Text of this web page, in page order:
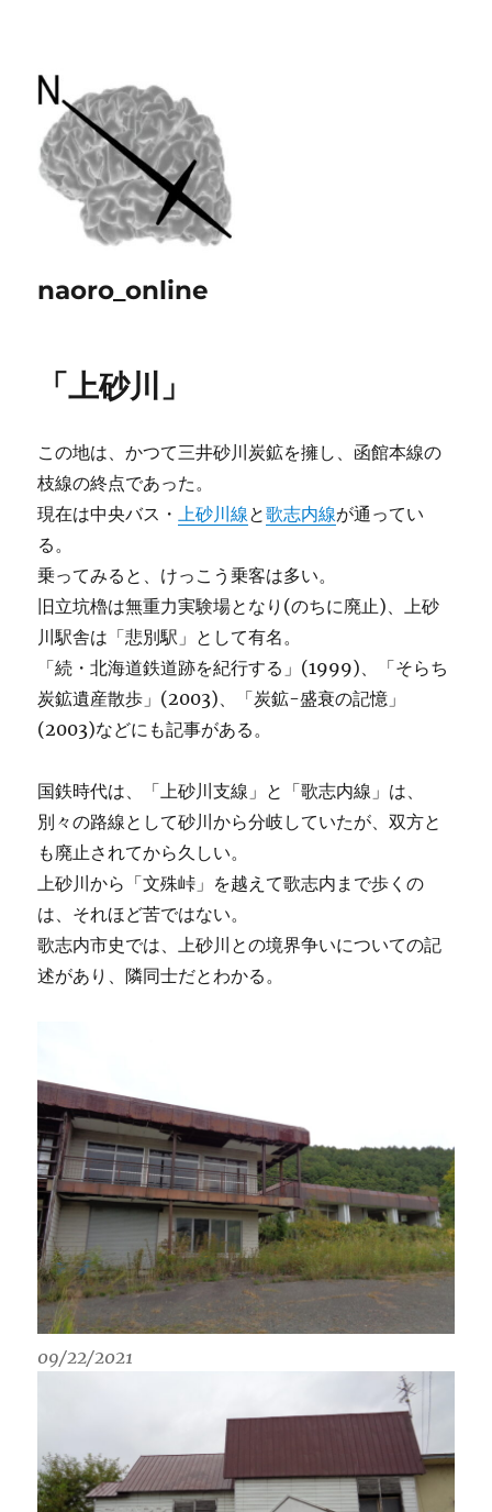
naoro_online
「上砂川」
この地は、かつて三井砂川炭鉱を擁し、函館本線の
枝線の終点であった。
現在は中央バス・上砂川線と歌志内線が通ってい
る。
乗ってみると、けっこう乗客は多い。
旧立坑櫓は無重力実験場となり(のちに廃止)、上砂
川駅舎は「悲別駅」として有名。
「続・北海道鉄道跡を紀行する」(1999)、「そらち
炭鉱遺産散歩」(2003)、「炭鉱-盛衰の記憶」
(2003)などにも記事がある。
国鉄時代は、「上砂川支線」と「歌志内線」は、
別々の路線として砂川から分岐していたが、双方と
も廃止されてから久しい。
上砂川から「文殊峠」を越えて歌志内まで歩くの
は、それほど苦ではない。
歌志内市史では、上砂川との境界争いについての記
述があり、隣同士だとわかる。
09/22/2021